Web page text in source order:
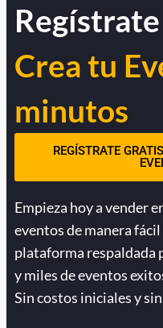
Crea tu
minutos
REGÍSTRATE
Empieza hoy a vender
eventos de manera
plataforma respaldada
y miles de eventos
Sin costos iniciales y